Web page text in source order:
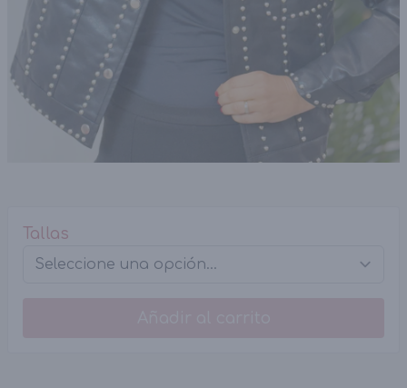
Tallas